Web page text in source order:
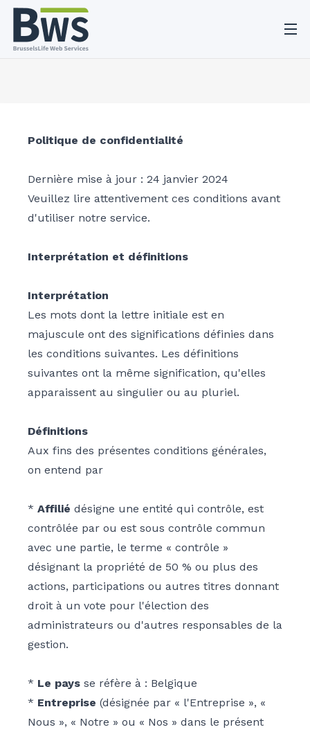
Politique de confidentialité
Dernière mise à jour : 24 janvier 2024
Veuillez lire attentivement ces conditions avant
d'utiliser notre service.
Interprétation et définitions
Interprétation
Les mots dont la lettre initiale est en
majuscule ont des significations définies dans
les conditions suivantes. Les définitions
suivantes ont la même signification, qu'elles
apparaissent au singulier ou au pluriel.
Définitions
Aux fins des présentes conditions générales,
on entend par
* Affilié désigne une entité qui contrôle, est
contrôlée par ou est sous contrôle commun
avec une partie, le terme « contrôle »
désignant la propriété de 50 % ou plus des
actions, participations ou autres titres donnant
droit à un vote pour l'élection des
administrateurs ou d'autres responsables de la
gestion.
* Le pays se réfère à : Belgique
* Entreprise (désignée par « l'Entreprise », «
Nous », « Notre » ou « Nos » dans le présent